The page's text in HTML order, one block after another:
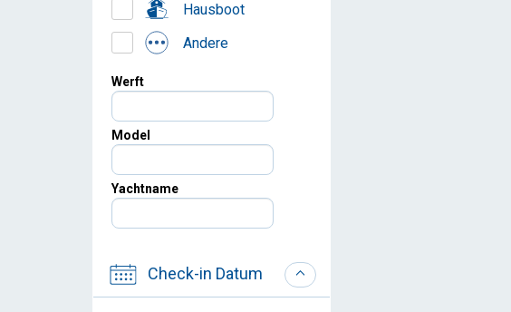
Hausboot
Andere
Werft
Model
Yachtname
Check-in Datum